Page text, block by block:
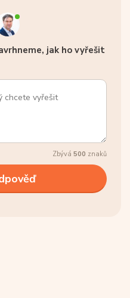
jak ho vyřešit
Zbývá 500 znaků